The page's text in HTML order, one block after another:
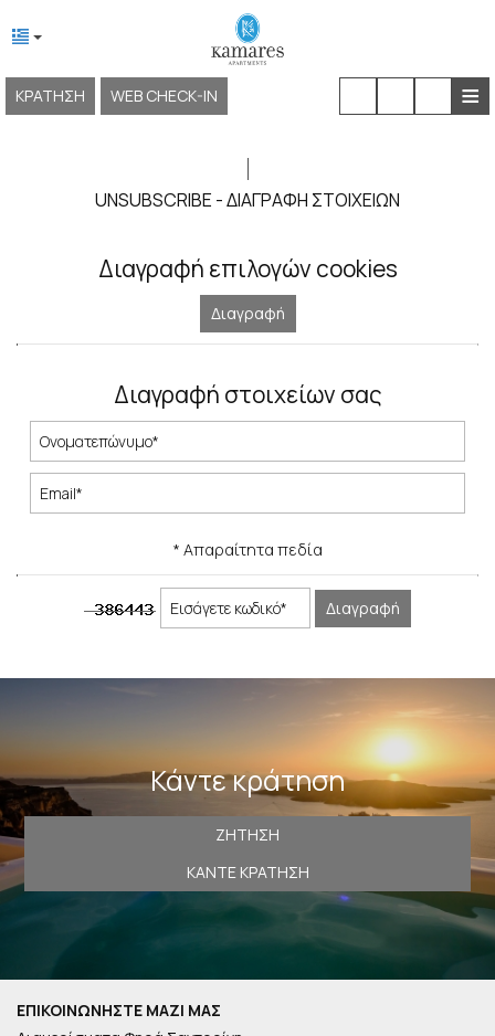
≡
ΚΡΆΤΗΣΗ WEB CHECK-IN
ΣΧΕΤΙΚΆ ΜΕ ΕΜΆΣ
ΔΙΑΜΟΝΉ
ΕΓΚΑΤΑΣΤΆΣΕΙΣ & ΥΠΗΡΕΣΊΕΣ
ΦΩΤΟΓΡΑΦΊΕΣ
KAMARES NEOKLASSIKO
UNSUBSCRIBE - ΔΙΑΓΡΑΦΉ ΣΤΟΙΧΕΊΩΝ
Διαγραφή επιλογών cookies
Διαγραφή
Διαγραφή στοιχείων σας
* Απαραίτητα πεδία
Διαγραφή
Κάντε κράτηση
ΖΉΤΗΣΗ
ΚΆΝΤΕ ΚΡΆΤΗΣΗ
ΕΠΙΚΟΙΝΩΝΉΣΤΕ ΜΑΖΊ ΜΑΣ